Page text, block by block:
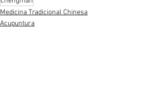
Medicina Tradicional Chinesa
Acupuntura